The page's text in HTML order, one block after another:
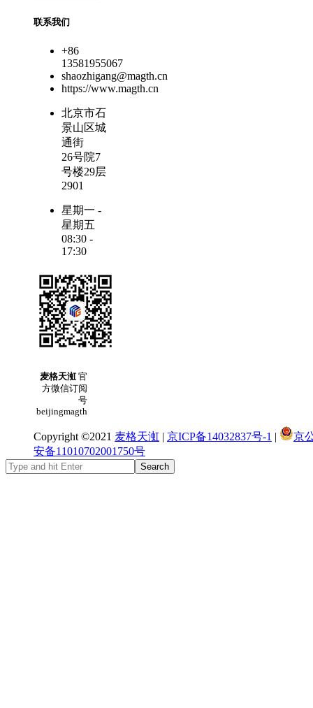
联系我们
+86
13581955067
shaozhigang@magth.cn
https://www.magth.cn
北京市石
景山区城
通街
26号院7
号楼29层
2901
星期一 -
星期五
08:30 -
17:30
麦格天渱官
方微信订阅
号
beijingmagth
Copyright ©2021 麦格天渱 | 京ICP备14032837号-1 |
京
安备11010702001750号